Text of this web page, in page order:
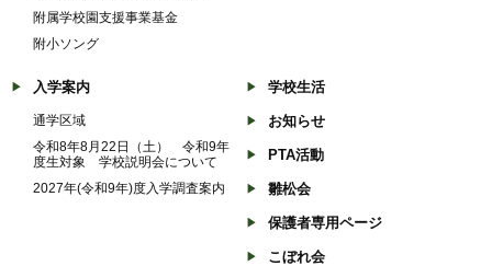
附属学校園支援事業基金
附小ソング
入学案内
通学区域
令和8年8月22日（土） 令和9年
度生対象 学校説明会について
2027年(令和9年)度入学調査案内
学校生活
お知らせ
PTA活動
雛松会
保護者専用ページ
こぼれ会